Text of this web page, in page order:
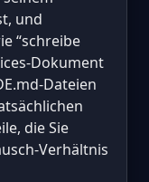
und
“schreibe
Dokument
Dateien
die Sie
Verhältnis